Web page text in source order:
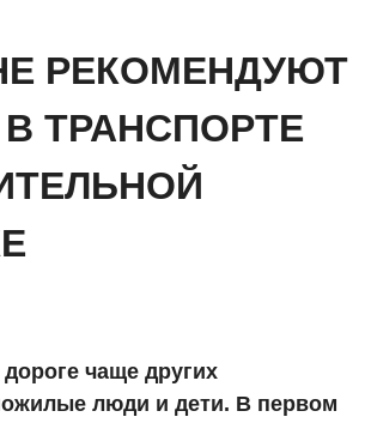
РЕКОМЕНДУЮТ
ТРАНСПОРТЕ
чаще других
люди и дети. В первом